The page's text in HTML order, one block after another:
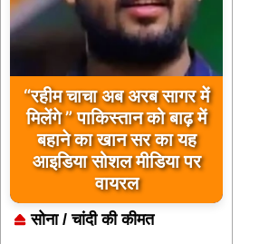
“रहीम चाचा अब अरब सागर में
मिलेंगे ” पाकिस्तान को बाढ़ में
बहाने का खान सर का यह
आइडिया सोशल मीडिया पर
वायरल
सोना / चांदी की कीमत